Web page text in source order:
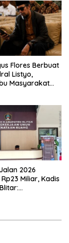
Flores Berbuat
Listyo,
Masyarakat
2026
Miliar, Kadis